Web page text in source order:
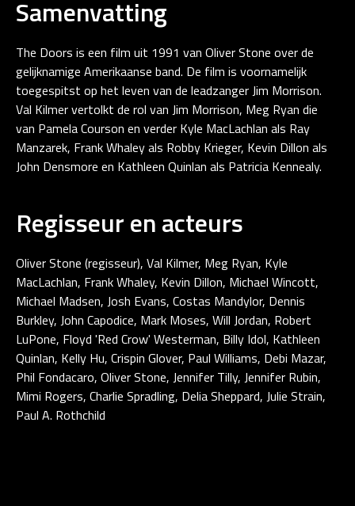
Samenvatting
The Doors is een film uit 1991 van Oliver Stone over de
gelijknamige Amerikaanse band. De film is voornamelijk
toegespitst op het leven van de leadzanger Jim Morrison.
Val Kilmer vertolkt de rol van Jim Morrison, Meg Ryan die
van Pamela Courson en verder Kyle MacLachlan als Ray
Manzarek, Frank Whaley als Robby Krieger, Kevin Dillon als
John Densmore en Kathleen Quinlan als Patricia Kennealy.
Regisseur en acteurs
Oliver Stone (regisseur), Val Kilmer, Meg Ryan, Kyle
MacLachlan, Frank Whaley, Kevin Dillon, Michael Wincott,
Michael Madsen, Josh Evans, Costas Mandylor, Dennis
Burkley, John Capodice, Mark Moses, Will Jordan, Robert
LuPone, Floyd 'Red Crow' Westerman, Billy Idol, Kathleen
Quinlan, Kelly Hu, Crispin Glover, Paul Williams, Debi Mazar,
Phil Fondacaro, Oliver Stone, Jennifer Tilly, Jennifer Rubin,
Mimi Rogers, Charlie Spradling, Delia Sheppard, Julie Strain,
Paul A. Rothchild